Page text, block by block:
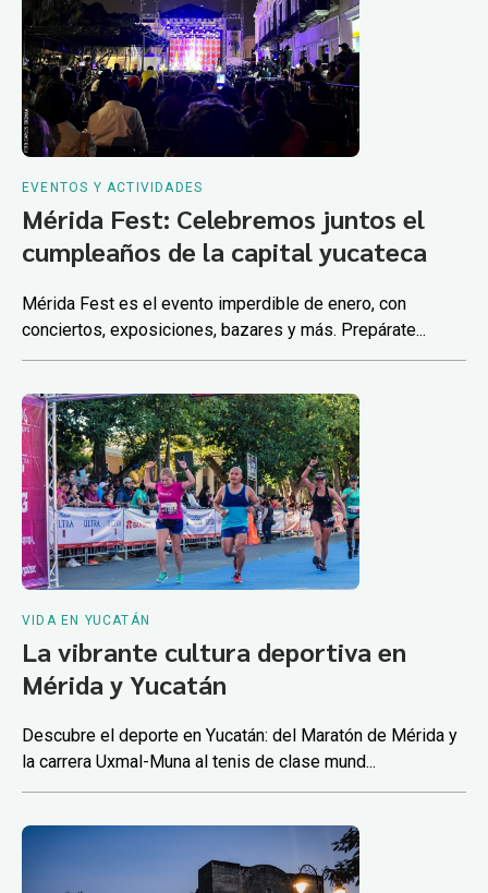
EVENTOS Y ACTIVIDADES
Mérida Fest: Celebremos juntos el
cumpleaños de la capital yucateca
Mérida Fest es el evento imperdible de enero, con
conciertos, exposiciones, bazares y más. Prepárate...
VIDA EN YUCATÁN
La vibrante cultura deportiva en
Mérida y Yucatán
Descubre el deporte en Yucatán: del Maratón de Mérida y
la carrera Uxmal-Muna al tenis de clase mund...